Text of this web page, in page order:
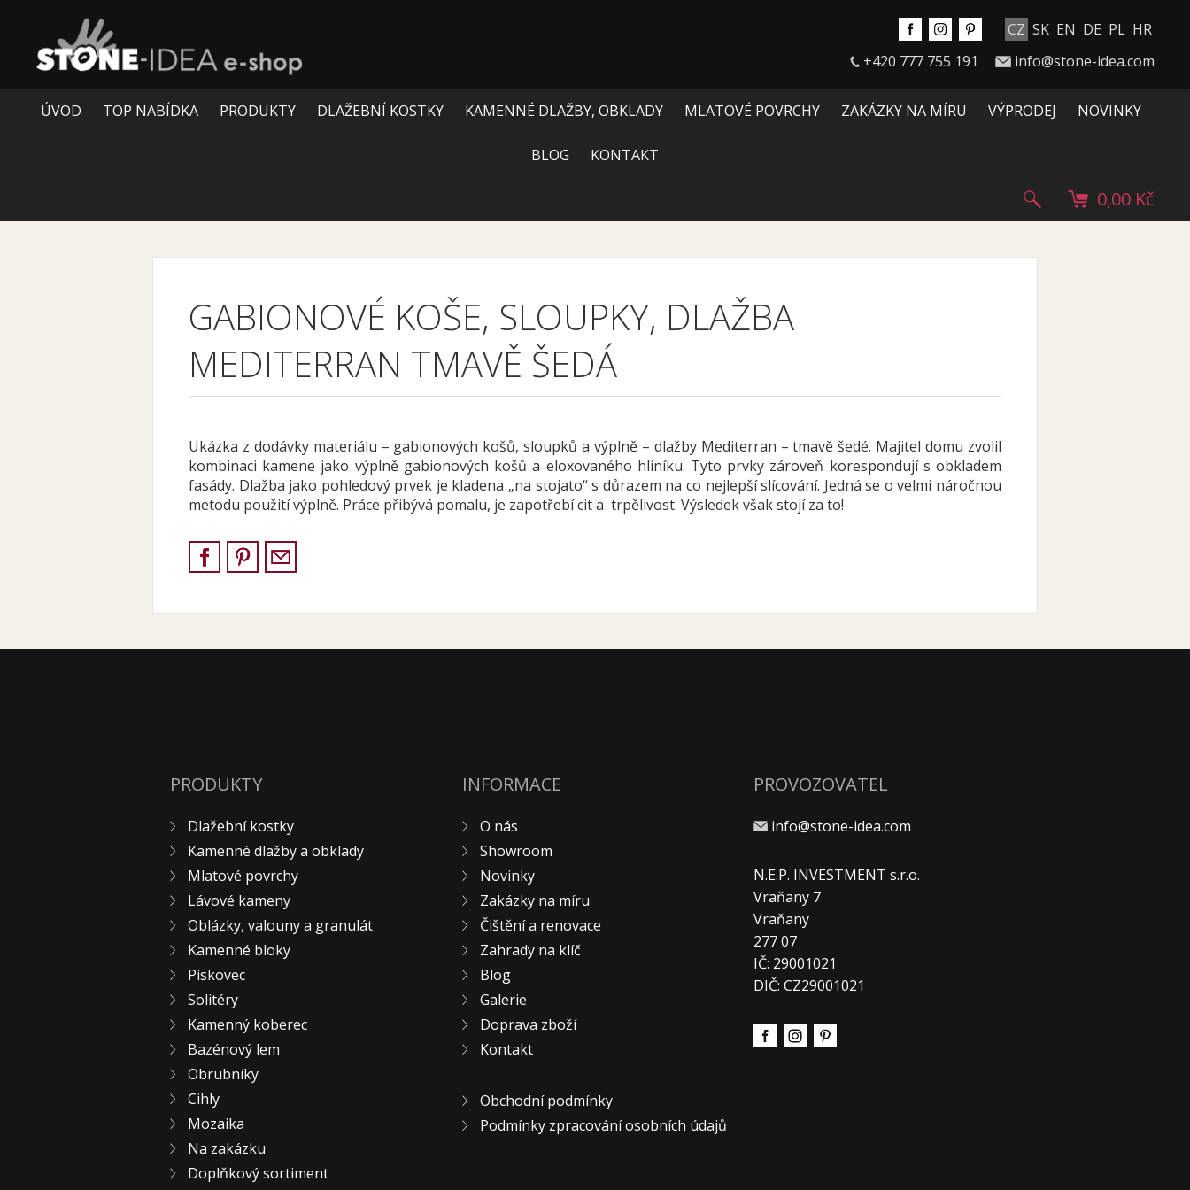
CZ SK EN DE PL HR
+420 777 755 191
info@stone-idea.com
ÚVOD TOP NABÍDKA PRODUKTY DLAŽEBNÍ KOSTKY KAMENNÉ DLAŽBY, OBKLADY MLATOVÉ POVRCHY ZAKÁZKY NA MÍRU VÝPRODEJ NOVINKY
BLOG KONTAKT
0,00 Kč
GABIONOVÉ KOŠE, SLOUPKY, DLAŽBA
MEDITERRAN TMAVĚ ŠEDÁ
Ukázka z dodávky materiálu – gabionových košů, sloupků a výplně – dlažby Mediterran – tmavě šedé. Majitel domu zvolil
kombinaci kamene jako výplně gabionových košů a eloxovaného hliníku. Tyto prvky zároveň korespondují s obkladem
fasády. Dlažba jako pohledový prvek je kladena „na stojato“ s důrazem na co nejlepší slícování. Jedná se o velmi náročnou
metodu použití výplně. Práce přibývá pomalu, je zapotřebí cit a trpělivost. Výsledek však stojí za to!
PRODUKTY
Dlažební kostky
Kamenné dlažby a obklady
Mlatové povrchy
Lávové kameny
Oblázky, valouny a granulát
Kamenné bloky
Pískovec
Solitéry
Kamenný koberec
Bazénový lem
Obrubníky
Cihly
Mozaika
Na zakázku
Doplňkový sortiment
INFORMACE
O nás
Showroom
Novinky
Zakázky na míru
Čištění a renovace
Zahrady na klíč
Blog
Galerie
Doprava zboží
Kontakt
Obchodní podmínky
Podmínky zpracování osobních údajů
PROVOZOVATEL
info@stone-idea.com
N.E.P. INVESTMENT s.r.o.
Vraňany 7
Vraňany
277 07
IČ: 29001021
DIČ: CZ29001021